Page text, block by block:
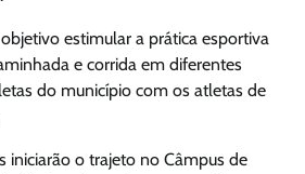
estimular a prática esportiva
e corrida em diferentes
do município com os atletas de
iniciarão o trajeto no Câmpus de